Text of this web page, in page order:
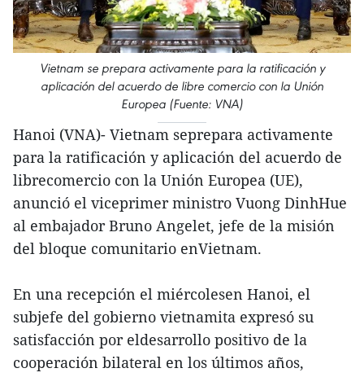
Vietnam se prepara activamente para la ratificación y
aplicación del acuerdo de libre comercio con la Unión
Europea (Fuente: VNA)
Hanoi (VNA)- Vietnam seprepara activamente
para la ratificación y aplicación del acuerdo de
librecomercio con la Unión Europea (UE),
anunció el viceprimer ministro Vuong DinhHue
al embajador Bruno Angelet, jefe de la misión
del bloque comunitario enVietnam.
En una recepción el miércolesen Hanoi, el
subjefe del gobierno vietnamita expresó su
satisfacción por eldesarrollo positivo de la
cooperación bilateral en los últimos años,